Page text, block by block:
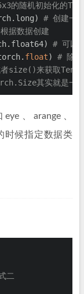
的随机初始化的
# 创建一
据数据创建
# 可以
float) # 除非
size()来获取
其实就是
、arange、
时候指定数据类
二